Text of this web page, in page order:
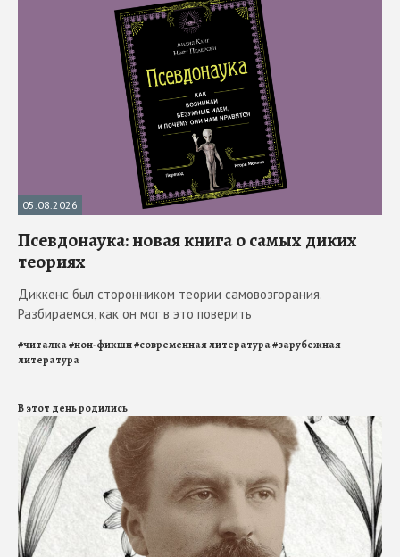
05.08.2026
Псевдонаука: новая книга о самых диких
теориях
Диккенс был сторонником теории самовозгорания.
Разбираемся, как он мог в это поверить
#читалка#нон-фикшн#современная литература#зарубежная
литература
В этот день родились